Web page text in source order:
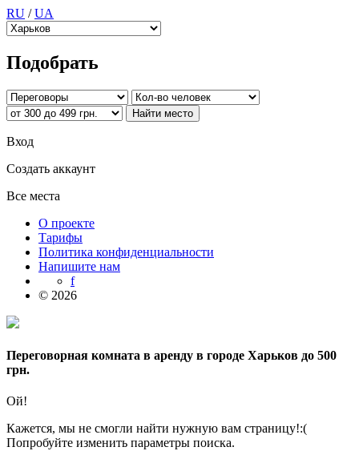
RU /UA
Подобрать
Вход
Создать аккаунт
Все места
О проекте
Тарифы
Политика конфиденциальности
Напишите нам
f
© 2026
Переговорная комната в аренду в городе Харьков до 500
грн.
Ой!
Кажется, мы не смогли найти нужную вам страницу!:(
Попробуйте изменить параметры поиска.